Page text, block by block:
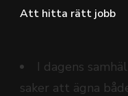
Att hitta rätt jobb
I dagens
saker att ägna